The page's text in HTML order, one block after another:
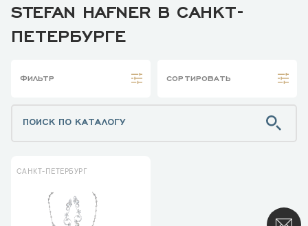
STEFAN HAFNER В САНКТ-
ПЕТЕРБУРГЕ
ФИЛЬТР СОРТИРОВАТЬ
САНКТ-ПЕТЕРБУРГ